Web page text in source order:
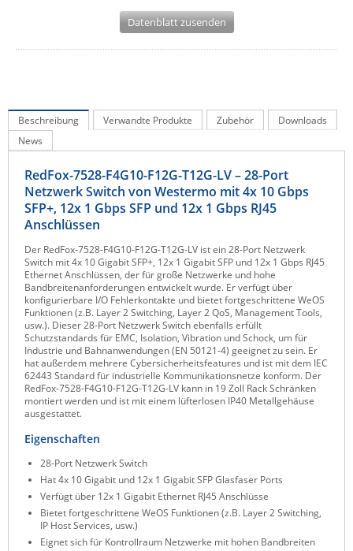
Netio
Power Kingdom
Poynting
Raritan
Riello UPS
Server Technology
Siretta
SIRIO Antenne
Sunbird
Tactical Software
TEKTELIC
Teltonika
Unwired Networks
Vision
WATTECO
Westermo
Yuasa
ZPE Systems
Datenblatt zusenden
Beschreibung Verwandte Produkte Zubehör
Downloads
News
RedFox-7528-F4G10-F12G-T12G-LV – 28-Port
Netzwerk Switch von Westermo mit 4x 10 Gbps
SFP+, 12x 1 Gbps SFP und 12x 1 Gbps RJ45
Anschlüssen
Der RedFox-7528-F4G10-F12G-T12G-LV ist ein 28-Port Netzwerk
Switch mit 4x 10 Gigabit SFP+, 12x 1 Gigabit SFP und 12x 1 Gbps RJ45
Ethernet Anschlüssen, der für große Netzwerke und hohe
Bandbreitenanforderungen entwickelt wurde. Er verfügt über
konfigurierbare I/O Fehlerkontakte und bietet fortgeschrittene WeOS
Funktionen (z.B. Layer 2 Switching, Layer 2 QoS, Management Tools,
usw.). Dieser 28-Port Netzwerk Switch ebenfalls erfüllt
Schutzstandards für EMC, Isolation, Vibration und Schock, um für
Industrie und Bahnanwendungen (EN 50121-4) geeignet zu sein. Er
hat außerdem mehrere Cybersicherheitsfeatures und ist mit dem IEC
62443 Standard für industrielle Kommunikationsnetze konform. Der
RedFox-7528-F4G10-F12G-T12G-LV kann in 19 Zoll Rack Schränken
montiert werden und ist mit einem lüfterlosen IP40 Metallgehäuse
ausgestattet.
Eigenschaften
28-Port Netzwerk Switch
Hat 4x 10 Gigabit und 12x 1 Gigabit SFP Glasfaser Ports
Verfügt über 12x 1 Gigabit Ethernet RJ45 Anschlüsse
Bietet fortgeschrittene WeOS Funktionen (z.B. Layer 2 Switching,
IP Host Services, usw.)
Eignet sich für Kontrollraum Netzwerke mit hohen Bandbreiten